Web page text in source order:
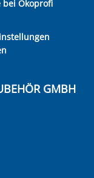
bei Ökoprofi
GMBH